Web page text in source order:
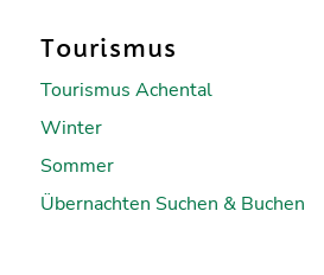
Tourismus
Tourismus Achental
Winter
Sommer
Übernachten Suchen & Buchen